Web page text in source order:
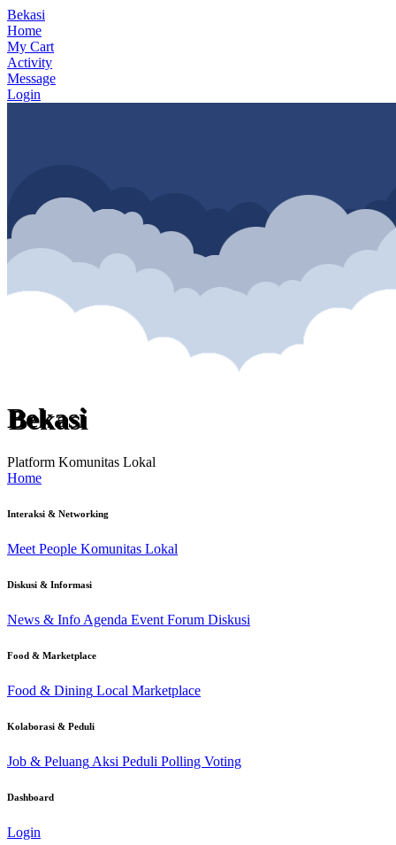
Bekasi
Home
My Cart
Activity
Message
Login
Bekasi
Platform Komunitas Lokal
Home
Interaksi & Networking
Meet People Komunitas Lokal
Diskusi & Informasi
News & Info Agenda Event Forum Diskusi
Food & Marketplace
Food & Dining Local Marketplace
Kolaborasi & Peduli
Job & Peluang Aksi Peduli Polling Voting
Dashboard
Login